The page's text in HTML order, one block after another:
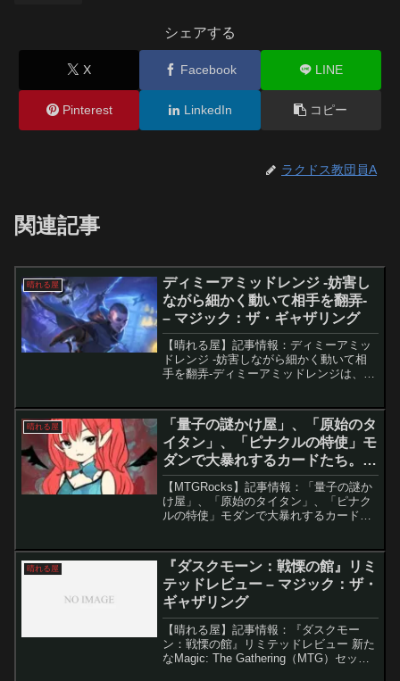
シェアする
X Facebook LINE
Pinterest LinkedIn コピー
ラクドス教団員A
関連記事
晴れる屋
ディミーアミッドレンジ -妨害し
ながら細かく動いて相手を翻弄-
– マジック：ザ・ギャザリング
【晴れる屋】記事情報：ディミーアミッ
ドレンジ -妨害しながら細かく動いて相
手を翻弄-ディミーアミッドレンジは、軽
黒デッキ。序盤から圧をかけ、中盤以降
は盤面制圧とアドバン...
晴れる屋
「量子の謎かけ屋」、「原始のタ
イタン」、「ピナクルの特使」モ
ダンで大暴れするカードたち。 -
マジック：ザ・ギャザリング
【MTGRocks】記事情報：「量子の謎か
け屋」、「原始のタイタン」、「ピナク
ルの特使」モダンで大暴れするカードた
– SCG CON Ho...
晴れる屋
『ダスクモーン：戦慄の館』リミ
テッドレビュー – マジック：ザ・
ギャザリング
【晴れる屋】記事情報：『ダスクモー
ン：戦慄の館』リミテッドレビュー 新た
なMagic: The Gathering（MTG）セット